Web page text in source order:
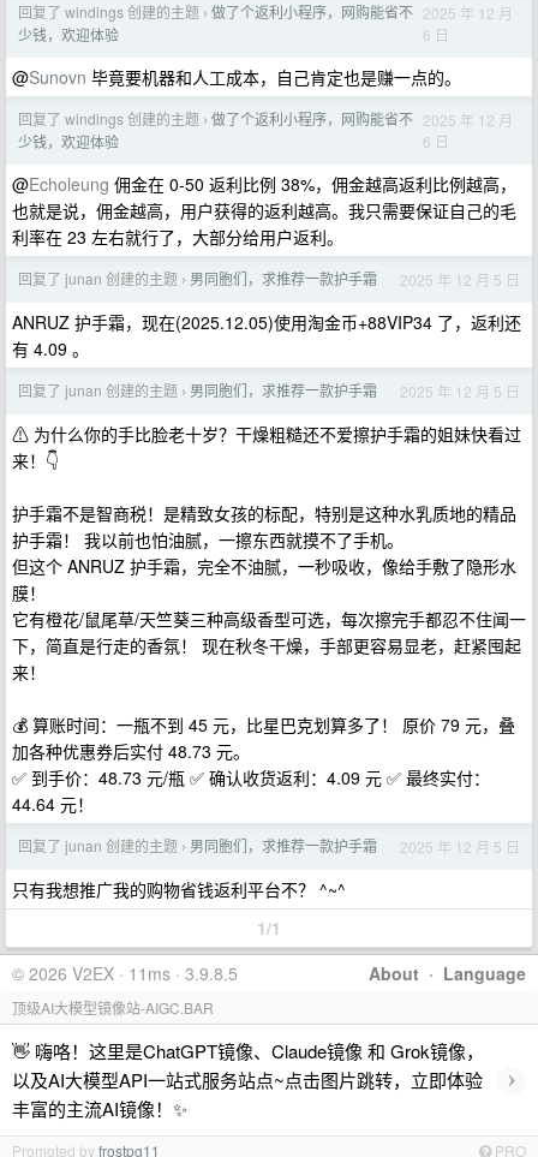
回复了 windings 创建的主题 › 做了个返利小程序，网购能省不
少钱，欢迎体验
2025 年 12 月
6 日
@Sunovn 毕竟要机器和人工成本，自己肯定也是赚一点的。
回复了 windings 创建的主题 › 做了个返利小程序，网购能省不
少钱，欢迎体验
2025 年 12 月
6 日
@Echoleung 佣金在 0-50 返利比例 38%，佣金越高返利比例越高，
也就是说，佣金越高，用户获得的返利越高。我只需要保证自己的毛
利率在 23 左右就行了，大部分给用户返利。
回复了 junan 创建的主题 › 男同胞们，求推荐一款护手霜 2025 年 12 月 5 日
ANRUZ 护手霜，现在(2025.12.05)使用淘金币+88VIP34 了，返利还
有 4.09 。
回复了 junan 创建的主题 › 男同胞们，求推荐一款护手霜 2025 年 12 月 5 日
⚠ 为什么你的手比脸老十岁？干燥粗糙还不爱擦护手霜的姐妹快看过
来！👇
护手霜不是智商税！是精致女孩的标配，特别是这种水乳质地的精品
护手霜！ 我以前也怕油腻，一擦东西就摸不了手机。
但这个 ANRUZ 护手霜，完全不油腻，一秒吸收，像给手敷了隐形水
膜！
它有橙花/鼠尾草/天竺葵三种高级香型可选，每次擦完手都忍不住闻一
下，简直是行走的香氛！ 现在秋冬干燥，手部更容易显老，赶紧囤起
来！
💰 算账时间：一瓶不到 45 元，比星巴克划算多了！ 原价 79 元，叠
加各种优惠券后实付 48.73 元。
✅ 到手价：48.73 元/瓶 ✅ 确认收货返利：4.09 元 ✅ 最终实付：
44.64 元！
回复了 junan 创建的主题 › 男同胞们，求推荐一款护手霜 2025 年 12 月 5 日
只有我想推广我的购物省钱返利平台不？ ^~^
1/1
About · Language
© 2026 V2EX · 11ms · 3.9.8.5
顶级AI大模型镜像站-AIGC.BAR
👋 嗨咯！这里是ChatGPT镜像、Claude镜像 和 Grok镜像，
以及AI大模型API一站式服务站点~点击图片跳转，立即体验
丰富的主流AI镜像！✨
›
Promoted byfrostpg11 PRO